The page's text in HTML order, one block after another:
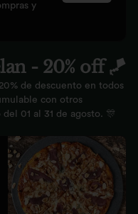
y
- 20% off 🪁
de descuento en todos
con otros
01 al 31 de agosto. 🎊